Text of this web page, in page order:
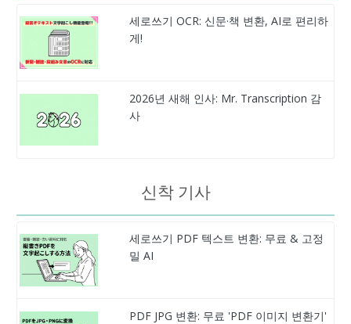
세로쓰기 OCR: 신문·책 변환, AI로 편리하
게!
2026년 새해 인사: Mr. Transcription 감
사
신착 기사
세로쓰기 PDF 텍스트 변환: 무료 & 고정
밀 AI
PDF JPG 변환: 무료 'PDF 이미지 변환기'